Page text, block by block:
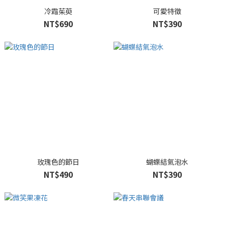
冷霜茱萸
NT$690
可愛特徵
NT$390
玫瑰色的節日
NT$490
蝴蝶結氣泡水
NT$390